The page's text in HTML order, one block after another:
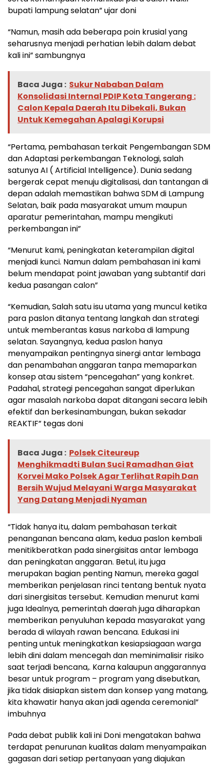
bupati lampung selatan” ujar doni
“Namun, masih ada beberapa poin krusial yang
seharusnya menjadi perhatian lebih dalam debat
kali ini” sambungnya
Baca Juga : Sukur Nababan Dalam
Konsolidasi Internal PDIP Kota Tangerang :
Calon Kepala Daerah Itu Dibekali, Bukan
Untuk Kemegahan Apalagi Korupsi
“Pertama, pembahasan terkait Pengembangan SDM
dan Adaptasi perkembangan Teknologi, salah
satunya AI ( Artificial Intelligence). Dunia sedang
bergerak cepat menuju digitalisasi, dan tantangan di
depan adalah memastikan bahwa SDM di Lampung
Selatan, baik pada masyarakat umum maupun
aparatur pemerintahan, mampu mengikuti
perkembangan ini”
“Menurut kami, peningkatan keterampilan digital
menjadi kunci. Namun dalam pembahasan ini kami
belum mendapat point jawaban yang subtantif dari
kedua pasangan calon”
“Kemudian, Salah satu isu utama yang muncul ketika
para paslon ditanya tentang langkah dan strategi
untuk memberantas kasus narkoba di lampung
selatan. Sayangnya, kedua paslon hanya
menyampaikan pentingnya sinergi antar lembaga
dan penambahan anggaran tanpa memaparkan
konsep atau sistem “pencegahan” yang konkret.
Padahal, strategi pencegahan sangat diperlukan
agar masalah narkoba dapat ditangani secara lebih
efektif dan berkesinambungan, bukan sekadar
REAKTIF” tegas doni
Baca Juga : Polsek Citeureup
Menghikmadti Bulan Suci Ramadhan Giat
Korvei Mako Polsek Agar Terlihat Rapih Dan
Bersih Wujud Melayani Warga Masyarakat
Yang Datang Menjadi Nyaman
“Tidak hanya itu, dalam pembahasan terkait
penanganan bencana alam, kedua paslon kembali
menitikberatkan pada sinergisitas antar lembaga
dan peningkatan anggaran. Betul, itu juga
merupakan bagian penting Namun, mereka gagal
memberikan penjelasan rinci tentang bentuk nyata
dari sinergisitas tersebut. Kemudian menurut kami
juga Idealnya, pemerintah daerah juga diharapkan
memberikan penyuluhan kepada masyarakat yang
berada di wilayah rawan bencana. Edukasi ini
penting untuk meningkatkan kesiapsiagaan warga
lebih dini dalam mencegah dan meminimalisir risiko
saat terjadi bencana,. Karna kalaupun anggarannya
besar untuk program – program yang disebutkan,
jika tidak disiapkan sistem dan konsep yang matang,
kita khawatir hanya akan jadi agenda ceremonial”
imbuhnya
Pada debat publik kali ini Doni mengatakan bahwa
terdapat penurunan kualitas dalam menyampaikan
gagasan dari setiap pertanyaan yang diajukan